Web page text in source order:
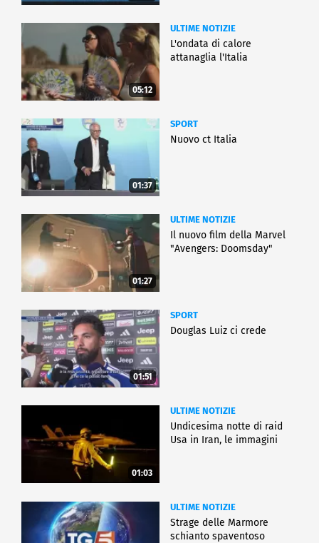
05:12
ULTIME NOTIZIE
L'ondata di calore
attanaglia l'Italia
01:37
SPORT
Nuovo ct Italia
01:27
ULTIME NOTIZIE
Il nuovo film della Marvel
"Avengers: Doomsday"
01:51
SPORT
Douglas Luiz ci crede
01:03
ULTIME NOTIZIE
Undicesima notte di raid
Usa in Iran, le immagini
ULTIME NOTIZIE
Strage delle Marmore
schianto spaventoso